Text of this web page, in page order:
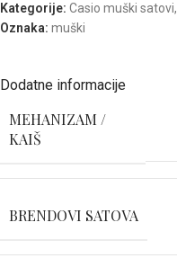
Kategorije: Casio muški satovi,
Oznaka: muški
Dodatne informacije
MEHANIZAM /
KAIŠ
BRENDOVI SATOVA